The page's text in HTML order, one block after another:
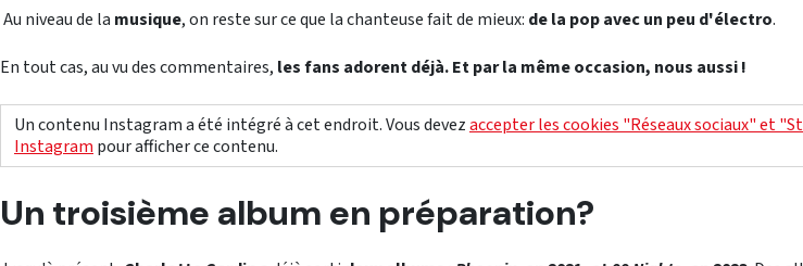
Au niveau de la musique, on reste sur ce que la chanteuse fait de mieux: de la pop avec un peu d'électro.
En tout cas, au vu des commentaires, les fans adorent déjà. Et par la même occasion, nous aussi !
Un contenu Instagram a été intégré à cet endroit. Vous devezaccepter les cookies "Réseaux sociaux" et
Instagram pour afficher ce contenu.
Un troisième album en préparation?